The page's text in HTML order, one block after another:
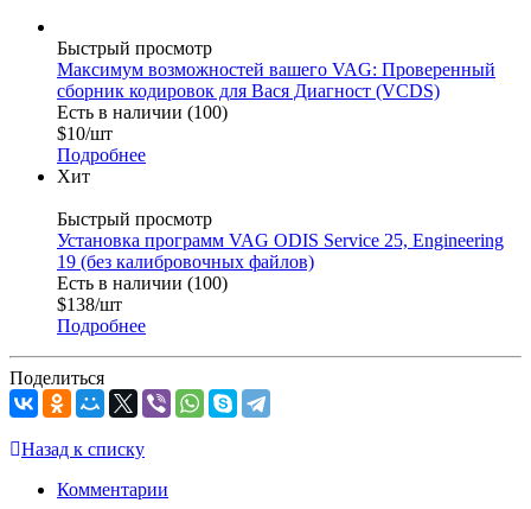
Быстрый просмотр
Максимум возможностей вашего VAG: Проверенный
сборник кодировок для Вася Диагност (VCDS)
Есть в наличии (100)
$10/шт
Подробнее
Хит
Быстрый просмотр
Установка программ VAG ODIS Service 25, Engineering
19 (без калибровочных файлов)
Есть в наличии (100)
$138/шт
Подробнее
Поделиться
Назад к списку
Комментарии